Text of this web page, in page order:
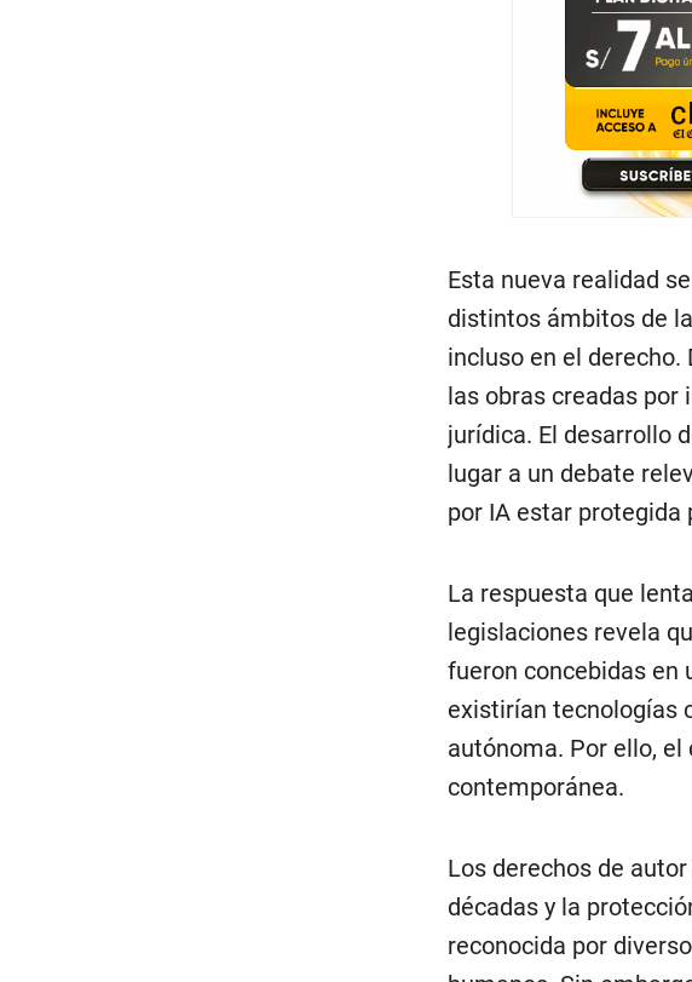
Esta nueva realidad
distintos ámbitos de
incluso en el
las obras creadas
jurídica. El desarrollo
lugar a un debate
por IA estar protegida
La respuesta que
legislaciones revela
fueron concebidas en
existirían tecnologías
autónoma. Por ello,
contemporánea.
Los derechos de
décadas y la
reconocida por